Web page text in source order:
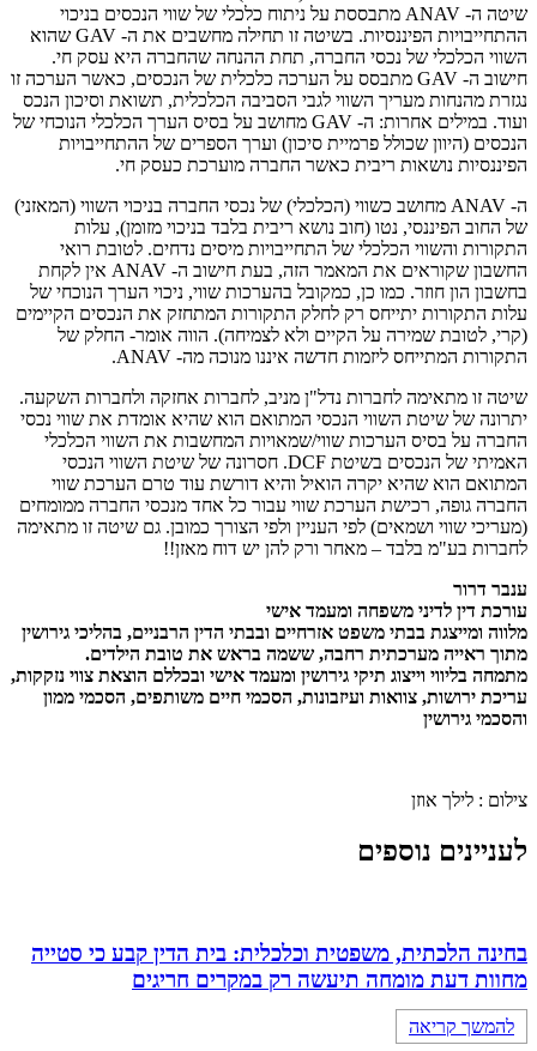
שיטה ה- ANAV מתבססת על ניתוח כלכלי של שווי הנכסים בניכוי
ההתחייבויות הפיננסיות. בשיטה זו תחילה מחשבים את ה- GAV שהוא
השווי הכלכלי של נכסי החברה, תחת ההנחה שהחברה היא עסק חי.
חישוב ה- GAV מתבסס על הערכה כלכלית של הנכסים, כאשר הערכה זו
נגזרת מהנחות מעריך השווי לגבי הסביבה הכלכלית, תשואת וסיכון הנכס
ועוד. במילים אחרות: ה- GAV מחושב על בסיס הערך הכלכלי הנוכחי של
הנכסים (היוון שכולל פרמיית סיכון) וערך הספרים של ההתחייבויות
הפיננסיות נושאות ריבית כאשר החברה מוערכת כעסק חי.
ה- ANAV מחושב כשווי (הכלכלי) של נכסי החברה בניכוי השווי (המאזני)
של החוב הפיננסי, נטו (חוב נושא ריבית בלבד בניכוי מזומן), עלות
התקורות והשווי הכלכלי של התחייבויות מיסים נדחים. לטובת רואי
החשבון שקוראים את המאמר הזה, בעת חישוב ה- ANAV אין לקחת
בחשבון הון חוזר. כמו כן, כמקובל בהערכות שווי, ניכוי הערך הנוכחי של
עלות התקורות יתייחס רק לחלק התקורות המתחזק את הנכסים הקיימים
(קרי, לטובת שמירה על הקיים ולא לצמיחה). הווה אומר- החלק של
התקורות המתייחס ליזמות חדשה איננו מנוכה מה- ANAV.
שיטה זו מתאימה לחברות נדל"ן מניב, לחברות אחזקה ולחברות השקעה.
יתרונה של שיטת השווי הנכסי המתואם הוא שהיא אומדת את שווי נכסי
החברה על בסיס הערכות שווי/שמאויות המחשבות את השווי הכלכלי
האמיתי של הנכסים בשיטת DCF. חסרונה של שיטת השווי הנכסי
המתואם הוא שהיא יקרה הואיל והיא דורשת עוד טרם הערכת שווי
החברה גופה, רכישת הערכת שווי עבור כל אחד מנכסי החברה ממומחים
(מעריכי שווי ושמאים) לפי העניין ולפי הצורך כמובן. גם שיטה זו מתאימה
לחברות בע"מ בלבד – מאחר ורק להן יש דוח מאזן!!
ענבר דרור
עורכת דין לדיני משפחה ומעמד אישי
מלווה ומייצגת בבתי משפט אזרחיים ובבתי הדין הרבניים, בהליכי גירושין
מתוך ראייה מערכתית רחבה, ששמה בראש את טובת הילדים.
מתמחה בליווי וייצוג תיקי גירושין ומעמד אישי ובכללם הוצאת צווי נזקקות,
עריכת ירושות, צוואות ועיזבונות, הסכמי חיים משותפים, הסכמי ממון
והסכמי גירושין
צילום : לילך אוזן
לעניינים נוספים
בחינה הלכתית, משפטית וכלכלית: בית הדין קבע כי סטייה
מחוות דעת מומחה תיעשה רק במקרים חריגים
להמשך קריאה